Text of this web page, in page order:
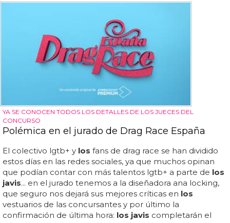
YA SE CONOCEN TODOS LOS DETALLES DE LOS JUECES DEL
CONCURSO
Polémica en el jurado de Drag Race España
El colectivo lgtb+ y los fans de drag race se han dividido
estos días en las redes sociales, ya que muchos opinan
que podían contar con más talentos lgtb+ a parte de los
javis... en el jurado tenemos a la diseñadora ana locking,
que seguro nos dejará sus mejores críticas en los
vestuarios de las concursantes y por último la
confirmación de última hora: los javis completarán el